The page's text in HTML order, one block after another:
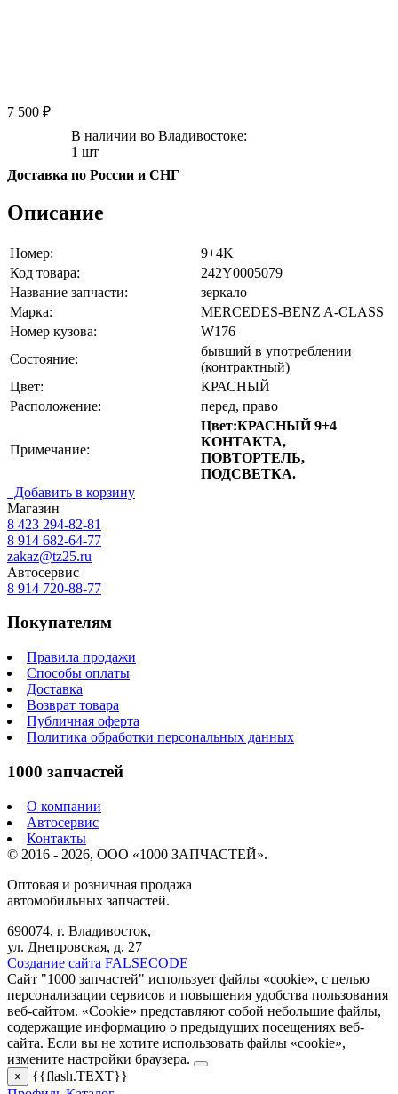
7 500 ₽
В наличии во Владивостоке:
1 шт
Доставка по России и СНГ
Описание
Номер:
9+4K
Код товара:
242Y0005079
Название запчасти:
зеркало
Марка:
MERCEDES-BENZ A-CLASS
Номер кузова:
W176
Состояние:
бывший в употреблении
(контрактный)
Цвет:
КРАСНЫЙ
Расположение:
перед, право
Примечание:
Цвет:КРАСНЫЙ 9+4
КОНТАКТА,
ПОВТОРТЕЛЬ,
ПОДСВЕТКА.
Добавить в корзину
Магазин
8 423 294-82-81
8 914 682-64-77
zakaz@tz25.ru
Автосервис
8 914 720-88-77
Покупателям
Правила продажи
Способы оплаты
Доставка
Возврат товара
Публичная оферта
Политика обработки персональных данных
1000 запчастей
О компании
Автосервис
Контакты
© 2016 - 2026, ООО «1000 ЗАПЧАСТЕЙ».
Оптовая и розничная продажа
автомобильных запчастей.
690074, г. Владивосток,
ул. Днепровская, д. 27
Создание сайта FALSECODE
Сайт "1000 запчастей" использует файлы «cookie», с целью
персонализации сервисов и повышения удобства пользования
веб-сайтом. «Cookie» представляют собой небольшие файлы,
содержащие информацию о предыдущих посещениях веб-
сайта. Если вы не хотите использовать файлы «cookie»,
измените настройки браузера.
×
{{flash.TEXT}}